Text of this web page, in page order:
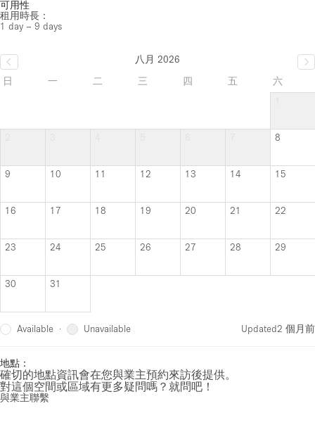
可用性
租用時長：
1 day – 9 days
八月 2026
日
一 二 三 四 五
六
8
9 10 11 12 13 14 15
16 17 18 19 20 21 22
23 24 25 26 27 28 29
30 31
Available · Unavailable Updated2 個月前
地點：
確切的地點資訊會在您與業主預約來訪後提供。
對這個空間或區域有更多疑問嗎？就問吧！
與業主聯繫